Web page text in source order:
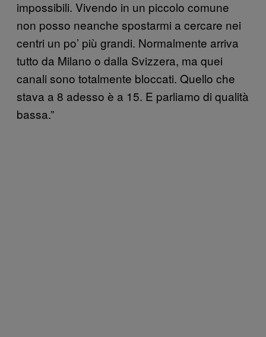
impossibili. Vivendo in un piccolo comune
non posso neanche spostarmi a cercare nei
centri un po’ più grandi. Normalmente arriva
tutto da Milano o dalla Svizzera, ma quei
canali sono totalmente bloccati. Quello che
stava a 8 adesso è a 15. E parliamo di qualità
bassa.”